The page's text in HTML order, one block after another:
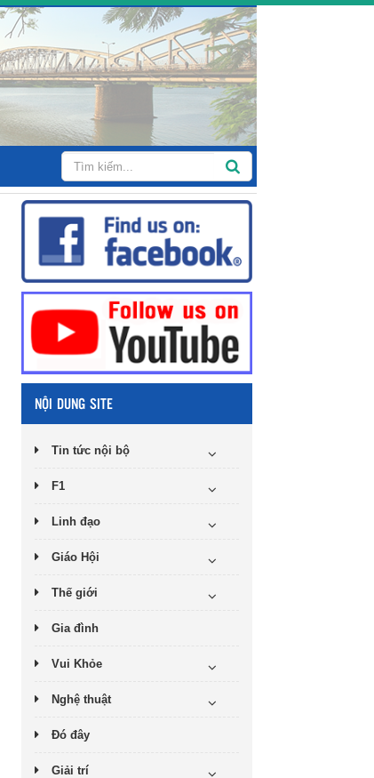
NỘI DUNG SITE
Tin tức nội bộ
F1
Linh đạo
Giáo Hội
Thế giới
Gia đình
Vui Khỏe
Nghệ thuật
Đó đây
Giải trí